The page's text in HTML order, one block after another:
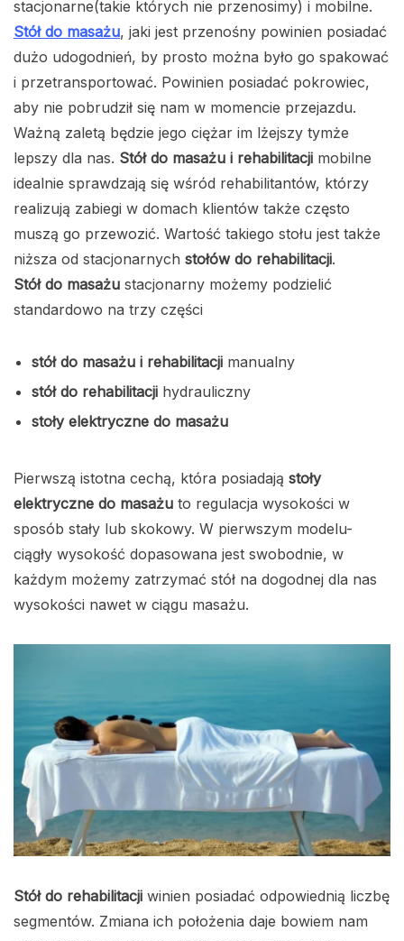
stacjonarne(takie których nie przenosimy) i mobilne.
Stół do masażu, jaki jest przenośny powinien posiadać
dużo udogodnień, by prosto można było go spakować
i przetransportować. Powinien posiadać pokrowiec,
aby nie pobrudził się nam w momencie przejazdu.
Ważną zaletą będzie jego ciężar im lżejszy tymże
lepszy dla nas. Stół do masażu i rehabilitacji mobilne
idealnie sprawdzają się wśród rehabilitantów, którzy
realizują zabiegi w domach klientów także często
muszą go przewozić. Wartość takiego stołu jest także
niższa od stacjonarnych stołów do rehabilitacji.
Stół do masażu stacjonarny możemy podzielić
standardowo na trzy części
stół do masażu i rehabilitacji manualny
stół do rehabilitacji hydrauliczny
stoły elektryczne do masażu
Pierwszą istotna cechą, która posiadają stoły
elektryczne do masażu to regulacja wysokości w
sposób stały lub skokowy. W pierwszym modelu-
ciągły wysokość dopasowana jest swobodnie, w
każdym możemy zatrzymać stół na dogodnej dla nas
wysokości nawet w ciągu masażu.
Stół do rehabilitacji winien posiadać odpowiednią liczbę
segmentów. Zmiana ich położenia daje bowiem nam